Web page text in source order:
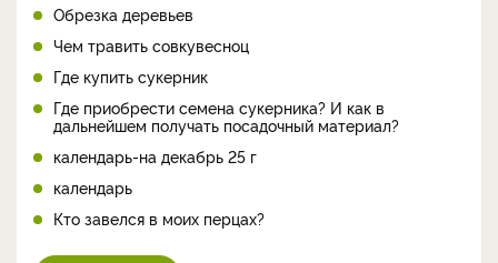
Обрезка деревьев
Чем травить совкувесноц
Где купить сукерник
Где приобрести семена сукерника? И как в
дальнейшем получать посадочный материал?
календарь-на декабрь 25 г
календарь
Кто завелся в моих перцах?